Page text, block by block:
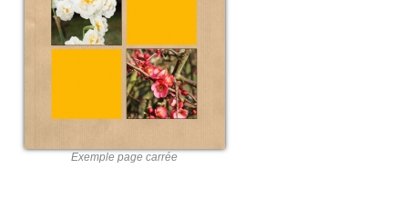
Exemple page carrée